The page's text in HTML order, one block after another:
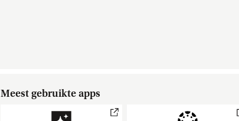
Meest gebruikte apps
external link external link